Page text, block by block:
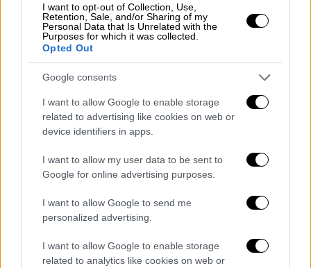
I want to opt-out of Collection, Use,
Retention, Sale, and/or Sharing of my
Personal Data that Is Unrelated with the
Purposes for which it was collected.
Opted Out
Google consents
I want to allow Google to enable storage
related to advertising like cookies on web or
device identifiers in apps.
I want to allow my user data to be sent to
Google for online advertising purposes.
I want to allow Google to send me
personalized advertising.
I want to allow Google to enable storage
related to analytics like cookies on web or
Όπως μεταδίδουν τα διεθνή ΜΜΕ, η έκθεση
της αστυνομίας του Μαϊάμι αναφέρει τα
εξής: «Σύμφωνα με τους ερευνητές, τη
Δευτέρα 18 Μαρτίου περίπου στις 12.39
π.μ., η αστυνομία και η πυροσβεστική ομάδα
του Bal Harbor στάλθηκαν στο St. Regis Bal
Harbor Resort, 9703 Collins Avenue, για έναν
άνδρα που πήδηξε από ένα μπαλκόνι.
Το αστυνομικό τμήμα του Miami - Dade και
το γραφείο ανθρωποκτονιών
ανταποκρίθηκαν άμεσα και ανέλαβαν την
έρευνα για την προφανή αυτοκτονία του κ.
Κονσταντίν Κολτσόφ (17/04/1981). Δεν
υπάρχει υποψία σπρωξίματος».